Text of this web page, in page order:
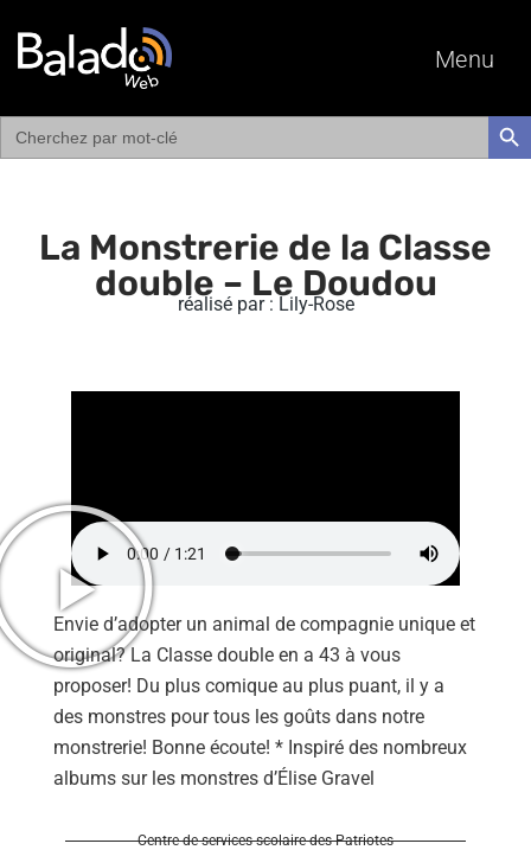
Menu
Search
for:
La Monstrerie de la Classe
double – Le Doudou
réalisé par : Lily-Rose
Envie d’adopter un animal de compagnie unique et
original? La Classe double en a 43 à vous
proposer! Du plus comique au plus puant, il y a
des monstres pour tous les goûts dans notre
monstrerie! Bonne écoute! * Inspiré des nombreux
albums sur les monstres d’Élise Gravel
Centre de services scolaire des Patriotes